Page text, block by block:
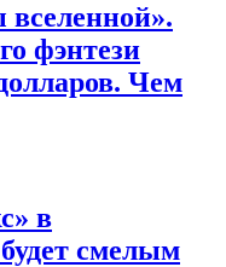
фэнтези
Чем
в
смелым